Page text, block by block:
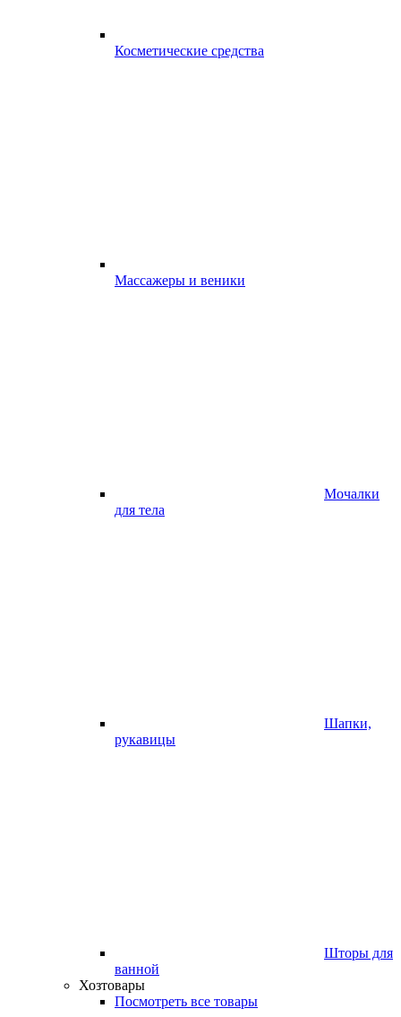
Косметические средства
Массажеры и веники
Мочалки
для тела
Шапки,
рукавицы
Шторы для
ванной
Хозтовары
Посмотреть все товары